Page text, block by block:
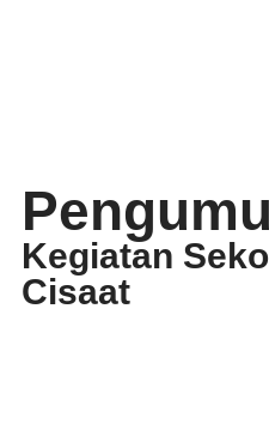
Kegiatan
Cisaat